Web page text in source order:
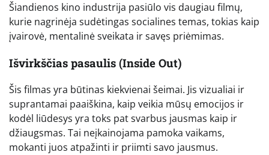
Šiandienos kino industrija pasiūlo vis daugiau filmų,
kurie nagrinėja sudėtingas socialines temas, tokias kaip
įvairovė, mentalinė sveikata ir savęs priėmimas.
Išvirkščias pasaulis (Inside Out)
Šis filmas yra būtinas kiekvienai šeimai. Jis vizualiai ir
suprantamai paaiškina, kaip veikia mūsų emocijos ir
kodėl liūdesys yra toks pat svarbus jausmas kaip ir
džiaugsmas. Tai neįkainojama pamoka vaikams,
mokanti juos atpažinti ir priimti savo jausmus.